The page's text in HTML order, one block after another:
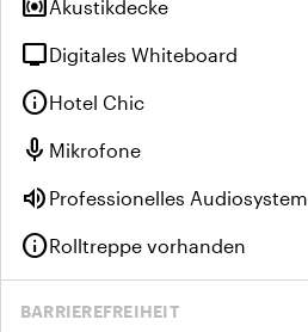
Akustikdecke
tvDigitales Whiteboard
infoHotel Chic
mic Mikrofone
volume_up Professionelles Audiosystem
infoRolltreppe vorhanden
BARRIEREFREIHEIT